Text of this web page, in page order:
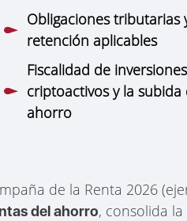
Obligaciones tributarias
retención aplicables
Fiscalidad de
criptoactivos y la subida
ahorro
de la Renta 2026
del ahorro, consolida la